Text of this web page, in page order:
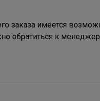
заказа имеется
обратиться к